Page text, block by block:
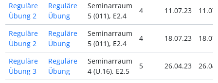
Reguläre
Übung 2
Reguläre
Übung
Seminarraum
5 (011), E2.4
4 11.07.23
Reguläre
Übung 2
Reguläre
Übung
Seminarraum
5 (011), E2.4
4 18.07.23
Reguläre
Übung 3
Reguläre
Übung
Seminarraum
4 (U.16), E2.5
5 26.04.23